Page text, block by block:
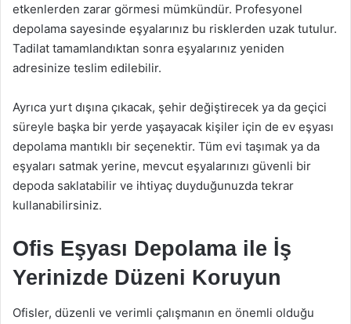
etkenlerden zarar görmesi mümkündür. Profesyonel
depolama sayesinde eşyalarınız bu risklerden uzak tutulur.
Tadilat tamamlandıktan sonra eşyalarınız yeniden
adresinize teslim edilebilir.
Ayrıca yurt dışına çıkacak, şehir değiştirecek ya da geçici
süreyle başka bir yerde yaşayacak kişiler için de ev eşyası
depolama mantıklı bir seçenektir. Tüm evi taşımak ya da
eşyaları satmak yerine, mevcut eşyalarınızı güvenli bir
depoda saklatabilir ve ihtiyaç duyduğunuzda tekrar
kullanabilirsiniz.
Ofis Eşyası Depolama ile İş
Yerinizde Düzeni Koruyun
Ofisler, düzenli ve verimli çalışmanın en önemli olduğu